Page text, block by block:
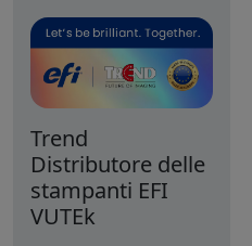
Trend
Distributore delle
stampanti EFI
VUTEk